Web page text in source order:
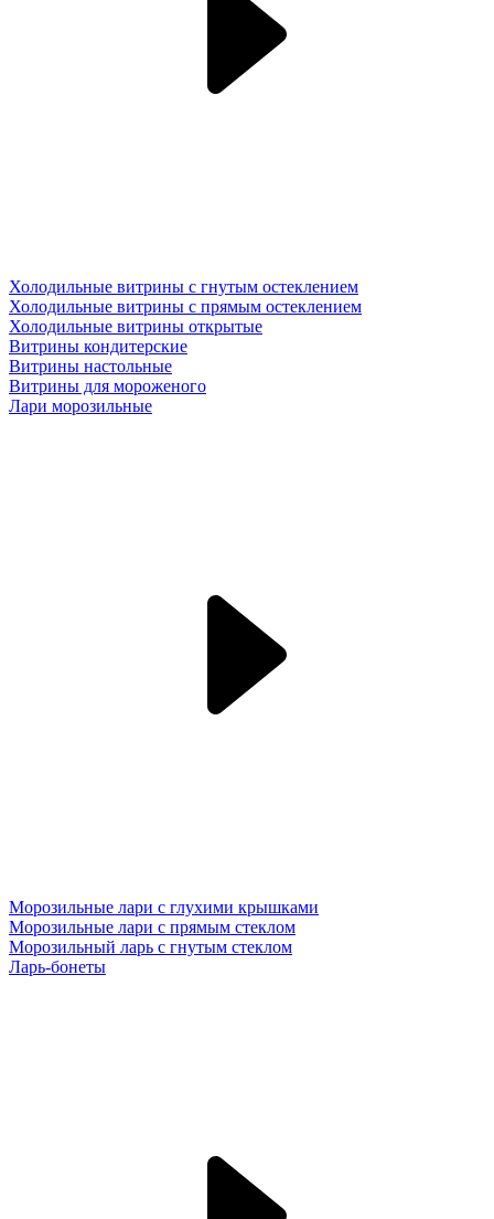
Холодильные витрины с гнутым остеклением
Холодильные витрины с прямым остеклением
Холодильные витрины открытые
Витрины кондитерские
Витрины настольные
Витрины для мороженого
Лари морозильные
Морозильные лари с глухими крышками
Морозильные лари с прямым стеклом
Морозильный ларь с гнутым стеклом
Ларь-бонеты